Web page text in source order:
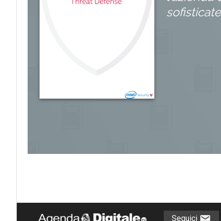
sofisticate
Seguici